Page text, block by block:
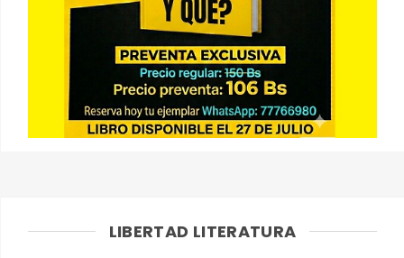
LIBERTAD LITERATURA